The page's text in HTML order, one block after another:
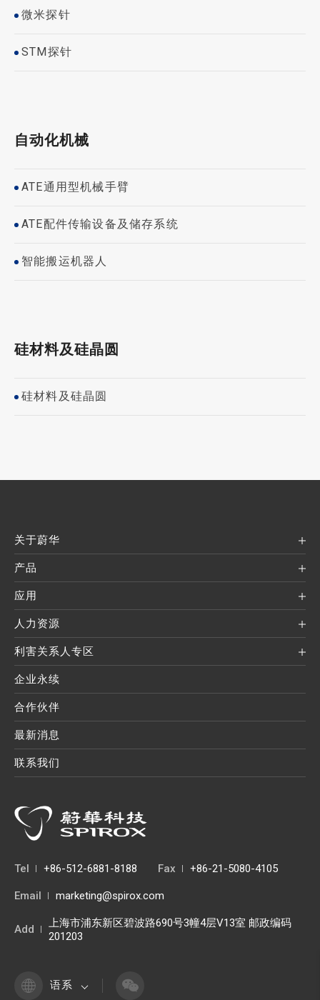
微米探针
STM探针
自动化机械
ATE通用型机械手臂
ATE配件传输设备及储存系统
智能搬运机器人
硅材料及硅晶圆
硅材料及硅晶圆
关于蔚华
产品
应用
人力资源
利害关系人专区
企业永续
合作伙伴
最新消息
联系我们
Tel +86-512-6881-8188 Fax +86-21-5080-4105
Email marketing@spirox.com
Add
上海市浦东新区碧波路690号3幢4层V13室 邮政编码
201203
语系